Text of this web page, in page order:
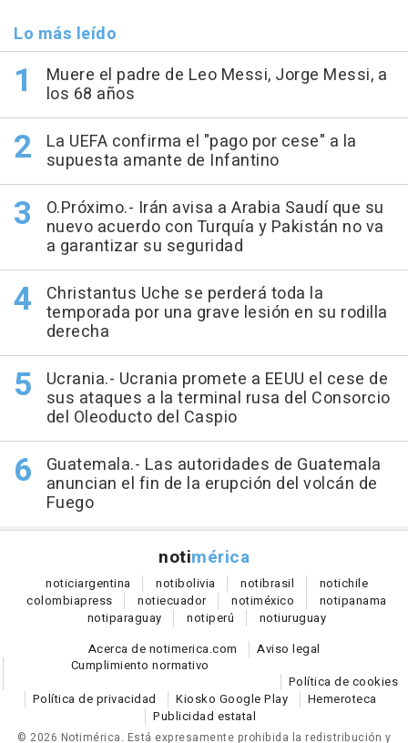
Lo más leído
Muere el padre de Leo Messi, Jorge Messi, a
los 68 años
La UEFA confirma el "pago por cese" a la
supuesta amante de Infantino
O.Próximo.- Irán avisa a Arabia Saudí que su
nuevo acuerdo con Turquía y Pakistán no va
a garantizar su seguridad
Christantus Uche se perderá toda la
temporada por una grave lesión en su rodilla
derecha
Ucrania.- Ucrania promete a EEUU el cese de
sus ataques a la terminal rusa del Consorcio
del Oleoducto del Caspio
Guatemala.- Las autoridades de Guatemala
anuncian el fin de la erupción del volcán de
Fuego
notimérica
noticiargentina notibolivia notibrasil notichile
colombiapress notiecuador notiméxico notipanama
notiparaguay notiperú notiuruguay
Acerca de notimerica.com
Aviso legal
Cumplimiento normativo
Política de cookies
Política de privacidad
Kiosko Google Play
Hemeroteca
Publicidad estatal
© 2026 Notimérica. Está expresamente prohibida la redistribución y